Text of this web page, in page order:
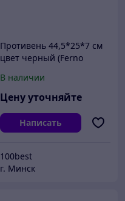
Противень 44,5*25*7 см
цвет черный (Ferno
В наличии
Цену уточняйте
Написать
100best
г. Минск